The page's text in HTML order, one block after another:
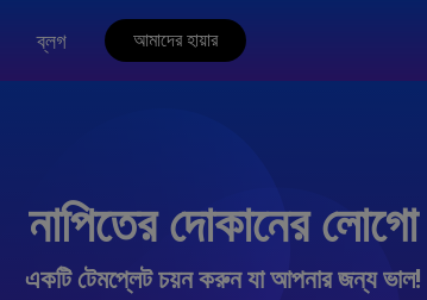
ব্লগ আমাদের হায়ার
নাপিতের দোকানের লোগো
একটি টেমপ্লেট চয়ন করুন যা আপনার জন্য ভাল!